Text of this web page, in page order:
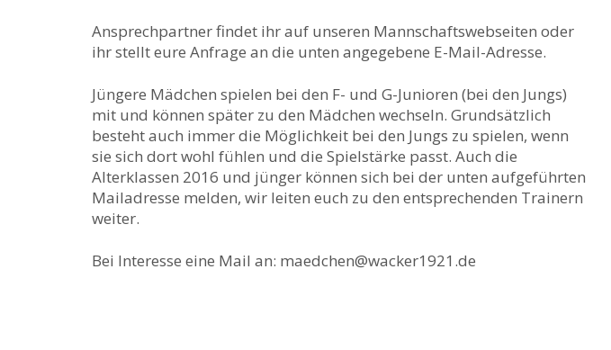
Ansprechpartner findet ihr auf unseren Mannschaftswebseiten oder
ihr stellt eure Anfrage an die unten angegebene E-Mail-Adresse.
Jüngere Mädchen spielen bei den F- und G-Junioren (bei den Jungs)
mit und können später zu den Mädchen wechseln. Grundsätzlich
besteht auch immer die Möglichkeit bei den Jungs zu spielen, wenn
sie sich dort wohl fühlen und die Spielstärke passt. Auch die
Alterklassen 2016 und jünger können sich bei der unten aufgeführten
Mailadresse melden, wir leiten euch zu den entsprechenden Trainern
weiter.
Bei Interesse eine Mail an: maedchen@wacker1921.de